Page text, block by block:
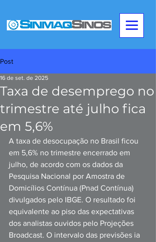
Post
Taxa de desemprego no
trimestre até julho fica
em 5,6%
16 de set. de 2025
A taxa de desocupação no Brasil ficou
em 5,6% no trimestre encerrado em
julho, de acordo com os dados da
Pesquisa Nacional por Amostra de
Domicílios Contínua (Pnad Contínua)
divulgados pelo IBGE. O resultado foi
equivalente ao piso das expectativas
dos analistas ouvidos pelo Projeções
Broadcast. O intervalo das previsões ia